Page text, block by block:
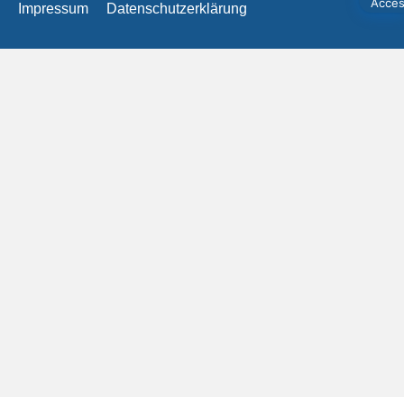
Impressum Datenschutzerklärung